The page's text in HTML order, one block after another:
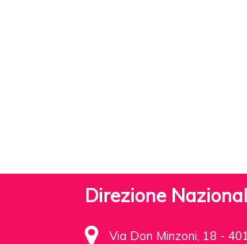
Direzione
Via Don Minzoni, 18 -